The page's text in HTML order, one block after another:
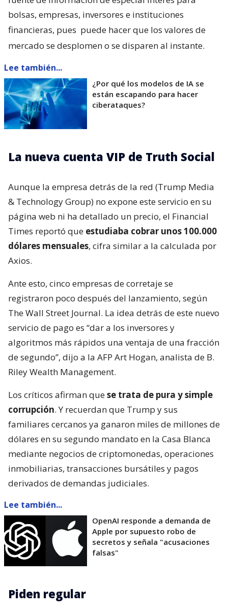
bolsas, empresas, inversores e instituciones
financieras, pues puede hacer que los valores de
mercado se desplomen o se disparen al instante.
Lee también...
¿Por qué los modelos de IA se
están escapando para hacer
ciberataques?
La nueva cuenta VIP de Truth Social
Aunque la empresa detrás de la red (Trump Media
& Technology Group) no expone este servicio en su
página web ni ha detallado un precio, el Financial
Times reportó que estudiaba cobrar unos 100.000
dólares mensuales, cifra similar a la calculada por
Axios.
Ante esto, cinco empresas de corretaje se
registraron poco después del lanzamiento, según
The Wall Street Journal. La idea detrás de este nuevo
servicio de pago es “dar a los inversores y
algoritmos más rápidos una ventaja de una fracción
de segundo”, dijo a la AFP Art Hogan, analista de B.
Riley Wealth Management.
Los críticos afirman quese trata de pura y simple
corrupción. Y recuerdan que Trump y sus
familiares cercanos ya ganaron miles de millones de
dólares en su segundo mandato en la Casa Blanca
mediante negocios de criptomonedas, operaciones
inmobiliarias, transacciones bursátiles y pagos
derivados de demandas judiciales.
Lee también...
OpenAI responde a demanda de
Apple por supuesto robo de
secretos y señala "acusaciones
falsas"
Piden regular